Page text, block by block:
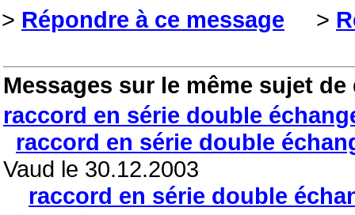
> Répondre à ce message >
Messages sur le même sujet
raccord en série double
raccord en série double
Vaud le 30.12.2003
raccord en série double